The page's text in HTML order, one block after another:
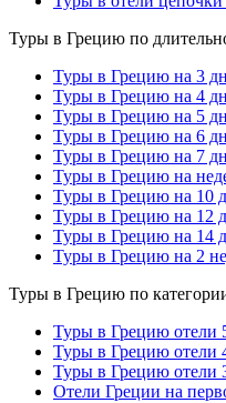
Туры в Грецию по
Туры в Грецию на 3
Туры в Грецию на 4
Туры в Грецию на 5
Туры в Грецию на 6
Туры в Грецию на 7
Туры в Грецию на
Туры в Грецию на 10
Туры в Грецию на 12
Туры в Грецию на 14
Туры в Грецию на 2
Туры в Грецию по
Туры в Грецию отели
Туры в Грецию отели
Туры в Грецию отели
Отели Греции на